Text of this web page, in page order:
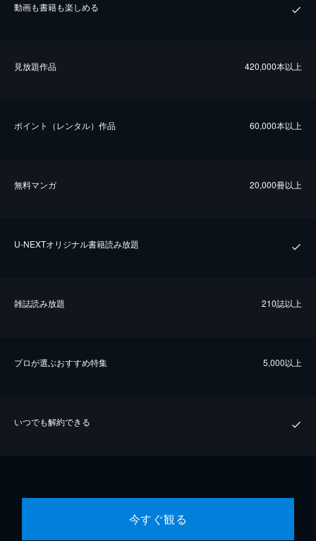
動画も書籍も楽しめる
⾒放題作品 420,000本以上
ポイント（レンタル）作品 60,000本以上
無料マンガ 20,000冊以上
U-NEXTオリジナル書籍読み放題
雑誌読み放題 210誌以上
プロが選ぶおすすめ特集 5,000以上
いつでも解約できる
今すぐ観る